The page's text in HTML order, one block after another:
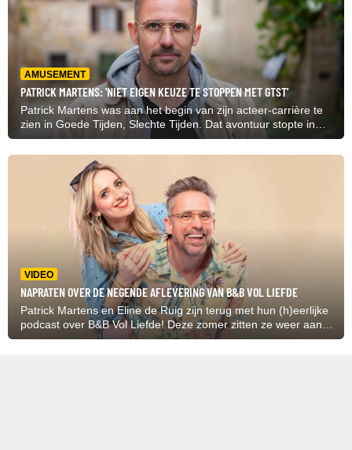
AMUSEMENT
PATRICK MARTENS: 'NIET EIGEN KEUZE TE STOPPEN MET GTST'
Patrick Martens was aan het begin van zijn acteer-carrière te
zien in Goede Tijden, Slechte Tijden. Dat avontuur stopte in
2001, maar dat was niet zijn eigen keuze.
VIDEO
NAPRATEN OVER DE NEGENDE AFLEVERING VAN B&B VOL LIEFDE
Patrick Martens en Eline de Ruig zijn terug met hun (h)eerlijke
podcast over B&B Vol Liefde! Deze zomer zitten ze weer aan
de buis gekluisterd om geen seconde te missen van het